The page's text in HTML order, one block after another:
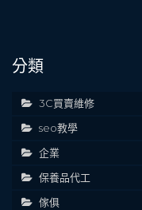
分類
3C買賣維修
seo教學
企業
保養品代工
傢俱